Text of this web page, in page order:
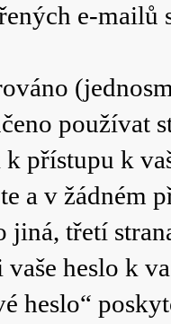
e-mailů
používat
přístupu k
a v žádném
jiná, třetí
vaše heslo k
heslo“